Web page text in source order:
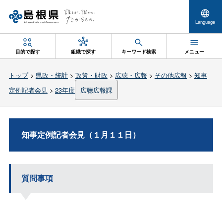
Language
目的で探す 組織で探す キーワード検索 メニュー
トップ> 県政・統計> 政策・財政 > 広聴・広報 > その他広報 > 知事
定例記者会見> 23年度 広聴広報課
知事定例記者会見（１月１１日）
質問事項